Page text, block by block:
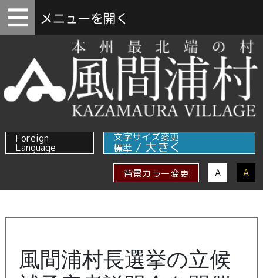
Foreign
Language
文字サイズ変更
標準 / 大きく
背景カラー変更 A A
風間浦村長選挙の立候